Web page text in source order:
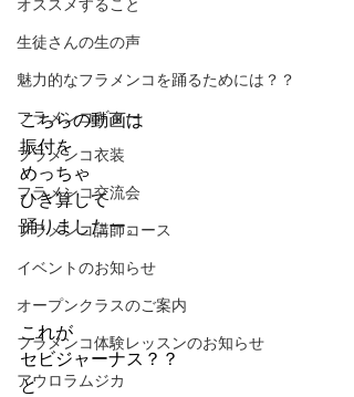
オススメすること
生徒さんの生の声
魅力的なフラメンコを踊るためには？？
フラメンコギター
フラメンコ衣装
フラメンコ交流会
フラメンコ講師コース
イベントのお知らせ
オープンクラスのご案内
フラメンコ体験レッスンのお知らせ
アウロラムジカ
こちらの動画は
振付を
めっちゃ
ひき算して
踊りましたー。
これが
セビジャーナス？？
と